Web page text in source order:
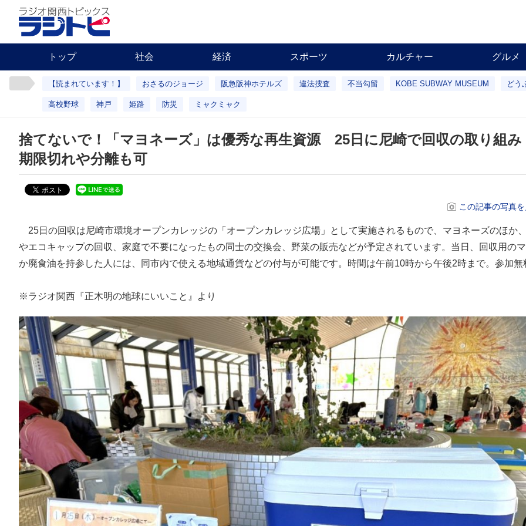
トップ 社会 経済 スポーツ カルチャー グルメ
【読まれています！】 おさるのジョージ 阪急阪神ホテルズ 違法捜査 不当勾留 KOBE SUBWAY MUSEUM どう
高校野球 神戸 姫路 防災 ミャクミャク
捨てないで！「マヨネーズ」は優秀な再生資源 25日に尼崎で回収の取り組
期限切れや分離も可
この記事の写真
25日の回収は尼崎市環境オープンカレッジの「オープンカレッジ広場」として実施されるもので、マヨネーズのほか
やエコキャップの回収、家庭で不要になったもの同士の交換会、野菜の販売などが予定されています。当日、回収用の
か廃食油を持参した人には、同市内で使える地域通貨などの付与が可能です。時間は午前10時から午後2時まで。参加無
※ラジオ関西『正木明の地球にいいこと』より